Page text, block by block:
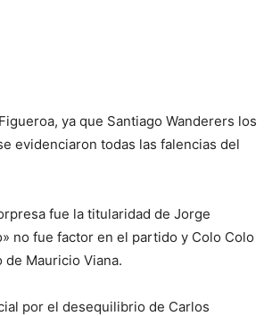
ya que Santiago Wanderers los
evidenciaron todas las falencias del
fue la titularidad de Jorge
no fue factor en el partido y Colo Colo
Mauricio Viana.
por el desequilibrio de Carlos